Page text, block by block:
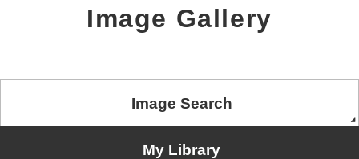
Image Gallery
Image Search
My Library